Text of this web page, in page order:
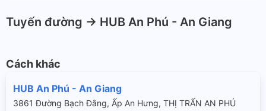
Tuyến đường -> HUB An Phú - An Giang
Cách khác
HUB An Phú - An Giang
3861 Đường Bạch Đằng, Ấp An Hưng, THỊ TRẤN AN PHÚ